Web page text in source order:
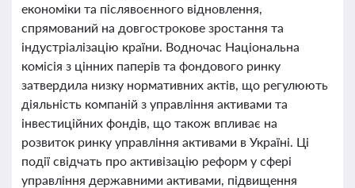
економіки та післявоєнного відновлення,
спрямований на довгострокове зростання та
індустріалізацію країни. Водночас Національна
комісія з цінних паперів та фондового ринку
затвердила низку нормативних актів, що регулюють
діяльність компаній з управління активами та
інвестиційних фондів, що також впливає на
розвиток ринку управління активами в Україні. Ці
події свідчать про активізацію реформ у сфері
управління державними активами, підвищення